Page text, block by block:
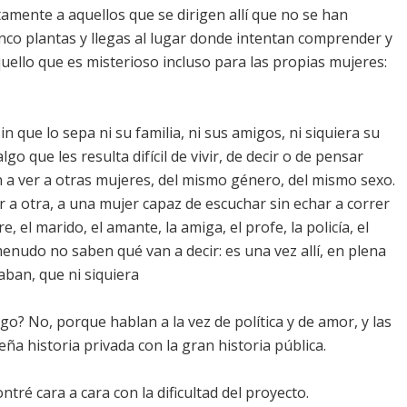
a aquellos que se dirigen allí que no se han
plantas y llegas al lugar donde intentan comprender y
que es misterioso incluso para las propias mujeres:
que lo sepa ni su familia, ni sus amigos, ni siquiera su
que les resulta difícil de vivir, de decir o de pensar
ver a otras mujeres, del mismo género, del mismo sexo.
otra, a una mujer capaz de escuchar sin echar a correr
el marido, el amante, la amiga, el profe, la policía, el
no saben qué van a decir: es una vez allí, en plena
que ni siquiera
No, porque hablan a la vez de política y de amor, y las
historia privada con la gran historia pública.
cara a cara con la dificultad del proyecto.